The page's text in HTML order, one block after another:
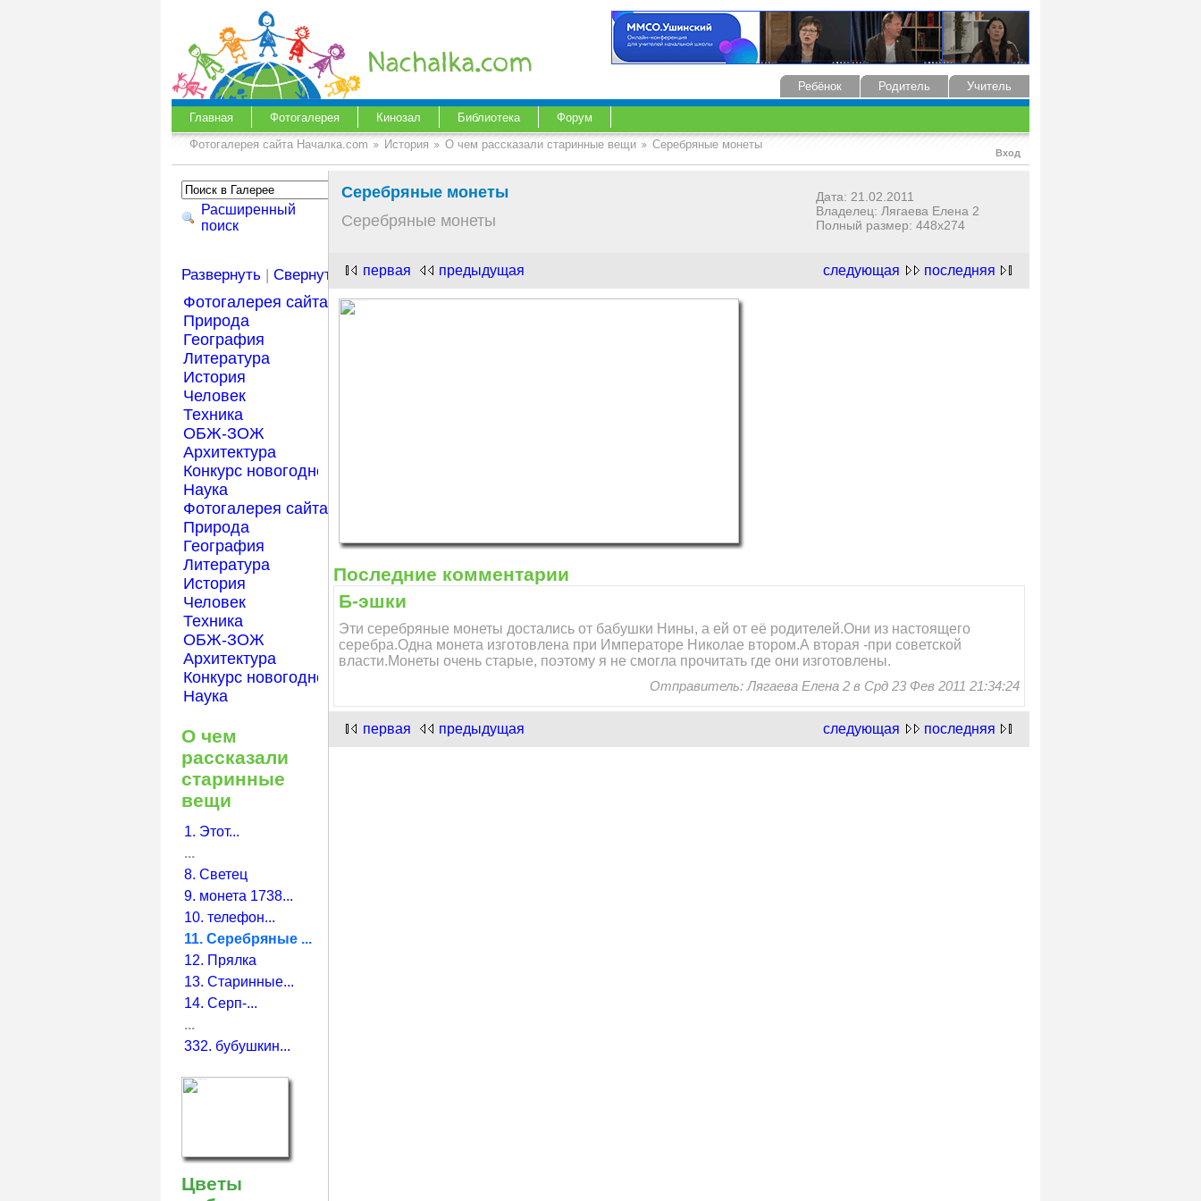
Учитель
Родитель
Ребёнок
Главная Фотогалерея Кинозал Библиотека Форум
Вход
Фотогалерея сайта Началка.com История О чем рассказали старинные вещи Серебряные монеты
Расширенный
поиск
Развернуть |Свернуть
Фотогалерея сайта Началка.com
Природа
География
Литература
История
Человек
Техника
ОБЖ-ЗОЖ
Архитектура
Конкурс новогодней открытки "Нарисуем Новый год"!
Наука
Фотогалерея сайта Началка.com
Природа
География
Литература
История
Человек
Техника
ОБЖ-ЗОЖ
Архитектура
Конкурс новогодней открытки "Нарисуем Новый год"!
Наука
О чем
рассказали
старинные
вещи
1. Этот...
...
8. Светец
9. монета 1738...
10. телефон...
11. Серебряные ...
12. Прялка
13. Старинные...
14. Серп-...
...
332. бубушкин...
Цветы
Серебряные монеты
Серебряные монеты
Дата: 21.02.2011
Владелец: Лягаева Елена 2
Полный размер: 448x274
следующая последняя
первая предыдущая
Последние комментарии
Б-эшки
Эти серебряные монеты достались от бабушки Нины, а ей от её родителей.Они из настоящего
серебра.Одна монета изготовлена при Императоре Николае втором.А вторая -при советской
власти.Монеты очень старые, поэтому я не смогла прочитать где они изготовлены.
Отправитель: Лягаева Елена 2 в Срд 23 Фев 2011 21:34:24
следующая последняя
первая предыдущая